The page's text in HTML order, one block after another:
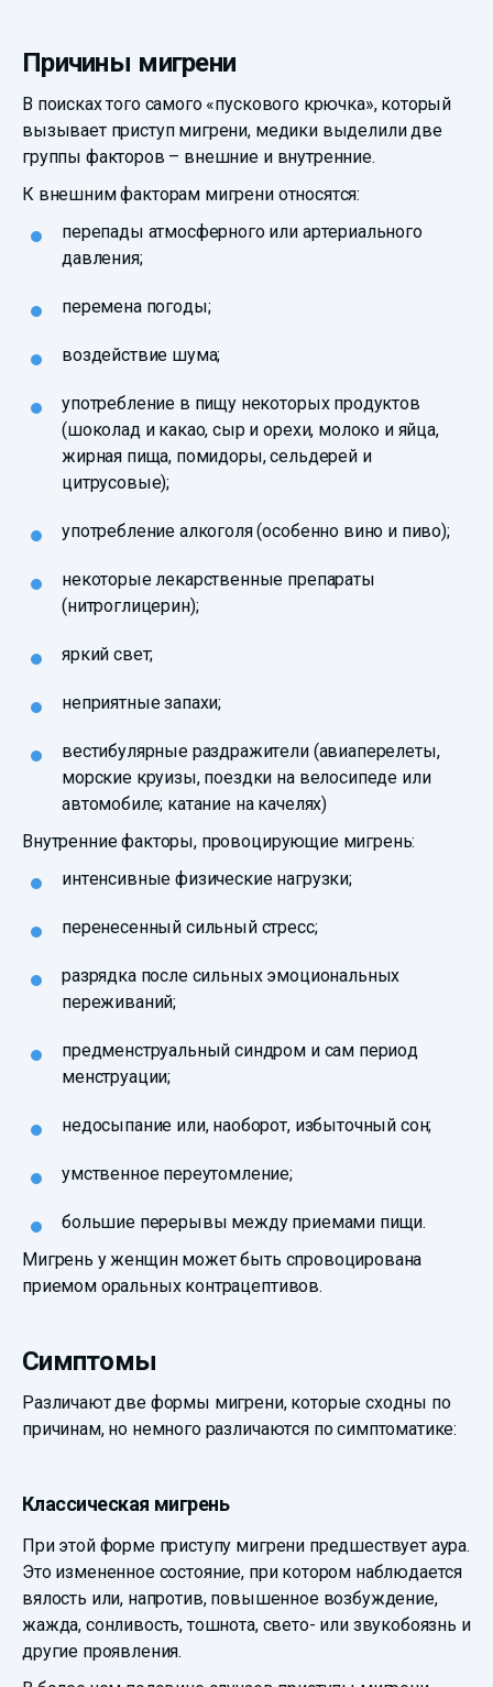
Причины мигрени
В поисках того самого «пускового крючка», который
вызывает приступ мигрени, медики выделили две
группы факторов – внешние и внутренние.
К внешним факторам мигрени относятся:
перепады атмосферного или артериального
давления;
перемена погоды;
воздействие шума;
употребление в пищу некоторых продуктов
(шоколад и какао, сыр и орехи, молоко и яйца,
жирная пища, помидоры, сельдерей и
цитрусовые);
употребление алкоголя (особенно вино и пиво);
некоторые лекарственные препараты
(нитроглицерин);
яркий свет;
неприятные запахи;
вестибулярные раздражители (авиаперелеты,
морские круизы, поездки на велосипеде или
автомобиле; катание на качелях)
Внутренние факторы, провоцирующие мигрень:
интенсивные физические нагрузки;
перенесенный сильный стресс;
разрядка после сильных эмоциональных
переживаний;
предменструальный синдром и сам период
менструации;
недосыпание или, наоборот, избыточный сон;
умственное переутомление;
большие перерывы между приемами пищи.
Мигрень у женщин может быть спровоцирована
приемом оральных контрацептивов.
Симптомы
Различают две формы мигрени, которые сходны по
причинам, но немного различаются по симптоматике:
Классическая мигрень
При этой форме приступу мигрени предшествует аура.
Это измененное состояние, при котором наблюдается
вялость или, напротив, повышенное возбуждение,
жажда, сонливость, тошнота, свето- или звукобоязнь и
другие проявления.